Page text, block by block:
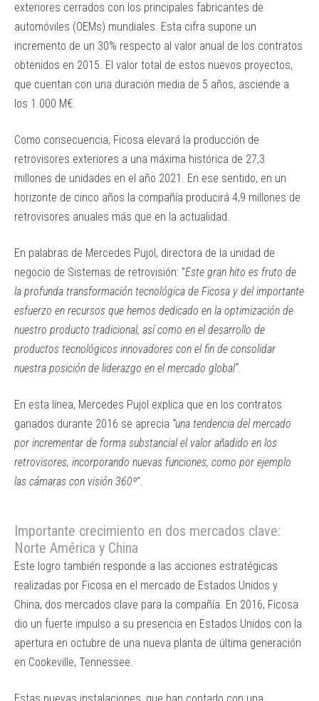
exteriores cerrados con los principales fabricantes de
automóviles (OEMs) mundiales. Esta cifra supone un
incremento de un 30% respecto al valor anual de los contratos
obtenidos en 2015. El valor total de estos nuevos proyectos,
que cuentan con una duración media de 5 años, asciende a
los 1.000 M€.
Como consecuencia, Ficosa elevará la producción de
retrovisores exteriores a una máxima histórica de 27,3
millones de unidades en el año 2021. En ese sentido, en un
horizonte de cinco años la compañía producirá 4,9 millones de
retrovisores anuales más que en la actualidad.
En palabras de Mercedes Pujol, directora de la unidad de
negocio de Sistemas de retrovisión: “Este gran hito es fruto de
la profunda transformación tecnológica de Ficosa y del importante
esfuerzo en recursos que hemos dedicado en la optimización de
nuestro producto tradicional, así como en el desarrollo de
productos tecnológicos innovadores con el fin de consolidar
nuestra posición de liderazgo en el mercado global”.
En esta línea, Mercedes Pujol explica que en los contratos
ganados durante 2016 se aprecia “una tendencia del mercado
por incrementar de forma substancial el valor añadido en los
retrovisores, incorporando nuevas funciones, como por ejemplo
las cámaras con visión 360º”.
Importante crecimiento en dos mercados clave:
Norte América y China
Este logro también responde a las acciones estratégicas
realizadas por Ficosa en el mercado de Estados Unidos y
China, dos mercados clave para la compañía. En 2016, Ficosa
dio un fuerte impulso a su presencia en Estados Unidos con la
apertura en octubre de una nueva planta de última generación
en Cookeville, Tennessee.